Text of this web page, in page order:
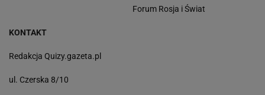
Forum Rosja i Świat
KONTAKT
Redakcja Quizy.gazeta.pl
ul. Czerska 8/10